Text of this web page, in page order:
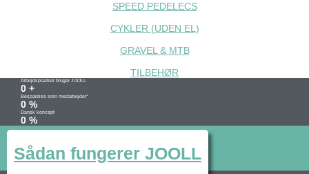
SPEED PEDELECS
CYKLER (UDEN EL)
GRAVEL & MTB
TILBEHØR
Arbejdspladser bruger JOOLL
0 +
Besparelse som medarbejder*
0 %
Dansk koncept
0 %
Sådan fungerer JOOLL